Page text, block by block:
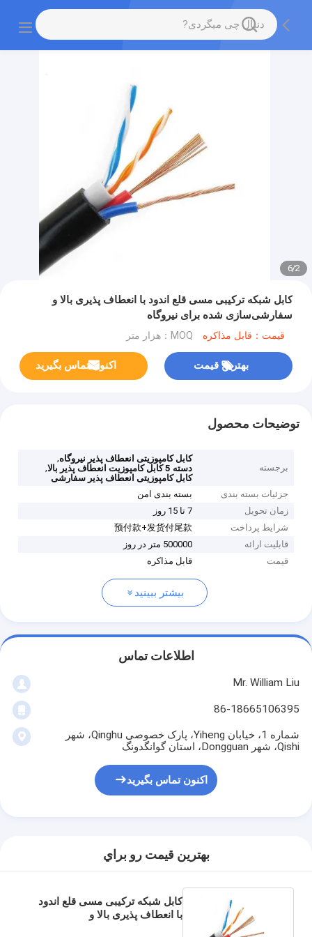
2
/
6
کابل شبکه ترکیبی مسی قلع اندود با انعطاف پذیری بالا و
سفارشی‌سازی شده برای نیروگاه
قیمت：قابل مذاکره MOQ：هزار متر
بهترین قیمت اکنون تماس بگیرید
توضیحات محصول
برجسته
کابل کامپوزیتی انعطاف پذیر نیروگاه,
دسته 5 کابل کامپوزیت انعطاف پذیر بالا
,
کابل کامپوزیتی انعطاف پذیر سفارشی
جزئیات بسته بندی
بسته بندی امن
زمان تحویل
7 تا 15 روز
شرایط پرداخت
预付款+发货付尾款
قابلیت ارائه
500000 متر در روز
قیمت
قابل مذاکره
بیشتر ببینید
اطلاعات تماس
Mr. William Liu
86-18665106395
شماره 1، خیابان Yiheng، پارک خصوصی Qinghu، شهر
Qishi، شهر Dongguan، استان گوانگدونگ
اکنون تماس بگیرید
بهترين قيمت رو براي
کابل شبکه ترکیبی مسی قلع اندود
با انعطاف پذیری بالا و